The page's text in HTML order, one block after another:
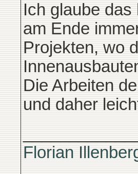
Ich glaube
am Ende
Projekten, wo
Die Arbeiten
und daher
Florian